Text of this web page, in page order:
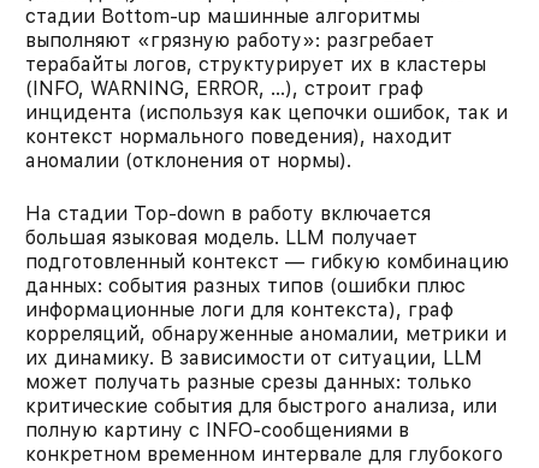
стадии Bottom-up машинные алгоритмы
выполняют «грязную работу»: разгребает
терабайты логов, структурирует их в кластеры
(INFO, WARNING, ERROR, …), строит граф
инцидента (используя как цепочки ошибок, так и
контекст нормального поведения), находит
аномалии (отклонения от нормы).
На стадии Top-down в работу включается
большая языковая модель. LLM получает
подготовленный контекст — гибкую комбинацию
данных: события разных типов (ошибки плюс
информационные логи для контекста), граф
корреляций, обнаруженные аномалии, метрики и
их динамику. В зависимости от ситуации, LLM
может получать разные срезы данных: только
критические события для быстрого анализа, или
полную картину с INFO-сообщениями в
конкретном временном интервале для глубокого